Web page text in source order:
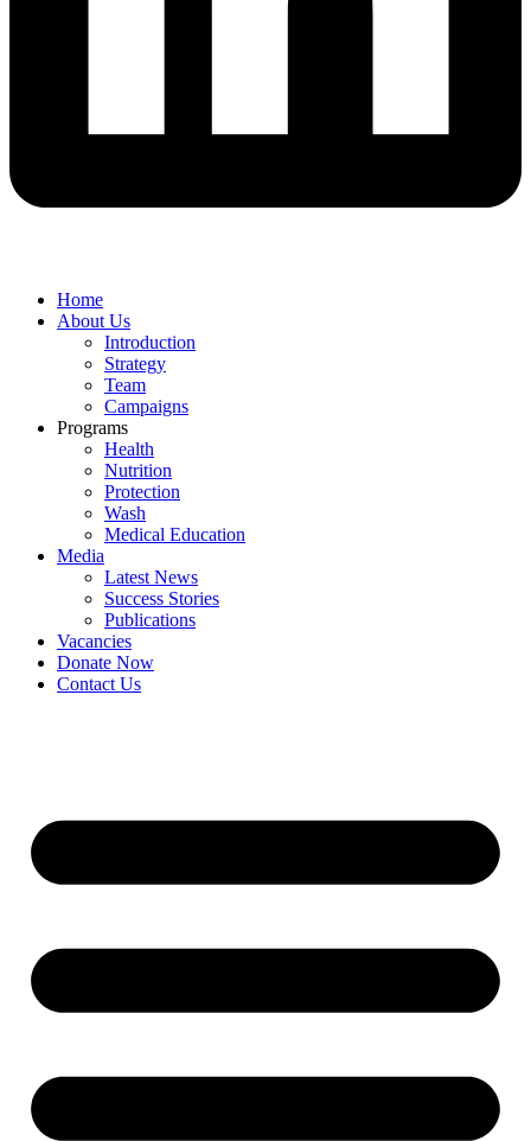
Home
About Us
Introduction
Strategy
Team
Campaigns
Programs
Health
Nutrition
Protection
Wash
Medical Education
Media
Latest News
Success Stories
Publications
Vacancies
Donate Now
Contact Us